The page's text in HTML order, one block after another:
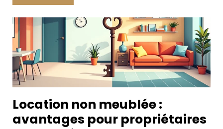
Location non meublée :
avantages pour propriétaires